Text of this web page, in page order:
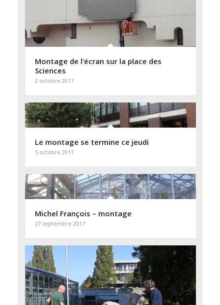
Montage de l’écran sur la place des
Sciences
2 octobre 2017
Le montage se termine ce jeudi
5 octobre 2017
Michel François – montage
27 septembre 2017